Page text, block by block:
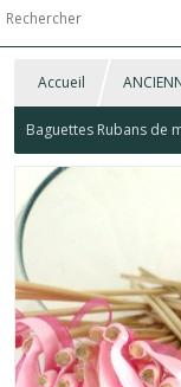
Accueil
Baguettes Rubans de
"ROMANCE"